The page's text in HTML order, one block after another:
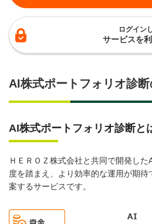
ログイン
サービスを
AI株式ポートフォリオ診
AI株式ポートフォリオ診断と
ＨＥＲＯＺ株式会社と共同で開発し
度を踏まえ、より効率的な運用が期
案するサービスです。